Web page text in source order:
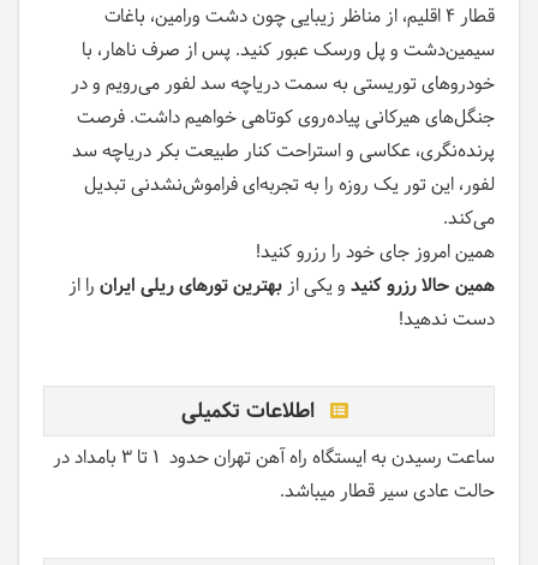
قطار ۴ اقلیم، از مناظر زیبایی چون دشت ورامین، باغات
سیمین‌دشت و پل ورسک عبور کنید. پس از صرف ناهار، با
خودروهای توریستی به سمت دریاچه سد لفور می‌رویم و در
جنگل‌های هیرکانی پیاده‌روی کوتاهی خواهیم داشت. فرصت
پرنده‌نگری، عکاسی و استراحت کنار طبیعت بکر دریاچه سد
لفور، این تور یک روزه را به تجربه‌ای فراموش‌نشدنی تبدیل
می‌کند.
همین امروز جای خود را رزرو کنید!
همین حالا رزرو کنید و یکی ازبهترین تورهای ریلی ایران را از
دست ندهید!
اطلاعات تکمیلی
ساعت رسیدن به ایستگاه راه آهن تهران حدود 1 تا 3 بامداد در
حالت عادی سیر قطار میباشد.